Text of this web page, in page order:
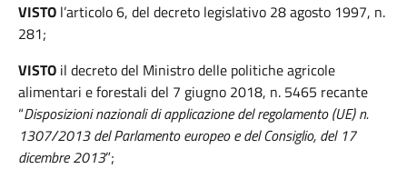
VISTO l’articolo 6, del decreto legislativo 28 agosto 1997, n.
281;
VISTO il decreto del Ministro delle politiche agricole
alimentari e forestali del 7 giugno 2018, n. 5465 recante
“Disposizioni nazionali di applicazione del regolamento (UE) n.
1307/2013 del Parlamento europeo e del Consiglio, del 17
dicembre 2013”;